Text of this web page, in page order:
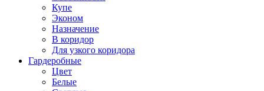
Купе
Эконом
Назначение
В коридор
Для узкого коридора
Гардеробные
Цвет
Белые